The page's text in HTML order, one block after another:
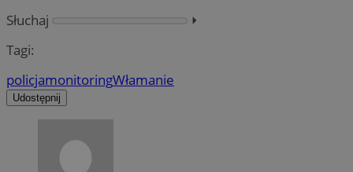
Słuchaj
⏵︎
Tagi:
policjamonitoringWłamanie
Udostępnij